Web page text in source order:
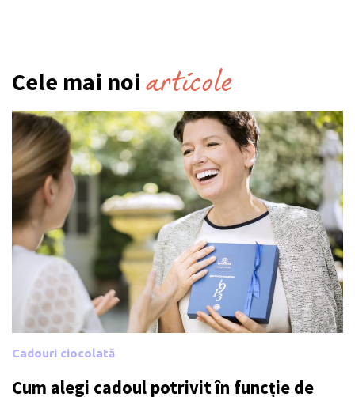
Cele mai noi articole
Cadouri ciocolată
Cum alegi cadoul potrivit în funcție de